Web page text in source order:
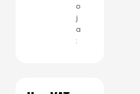
o
j
a
: